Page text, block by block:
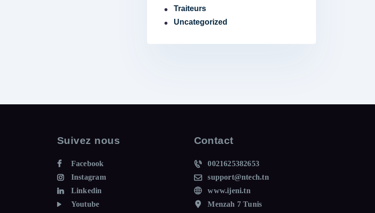
Traiteurs
Uncategorized
Suivez nous
Facebook
Instagram
Linkedin
Youtube
Contact
0021625382653
support@ntech.tn
www.ijeni.tn
Menzah 7 Tunis